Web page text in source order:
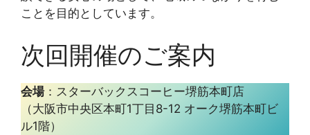
ことを目的としています。
次回開催のご案内
会場：スターバックスコーヒー堺筋本町店
（大阪市中央区本町1丁目8-12 オーク堺筋本町ビ
ル1階）